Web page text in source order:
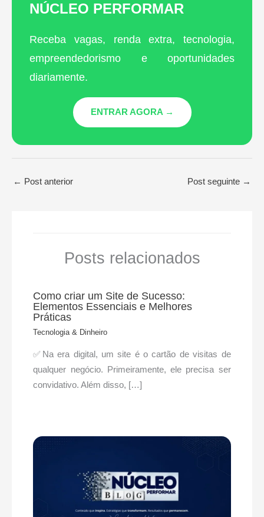
NÚCLEO PERFORMAR
Receba vagas, renda extra, tecnologia,
empreendedorismo e oportunidades
diariamente.
ENTRAR AGORA →
← Post anterior Post seguinte →
Posts relacionados
Como criar um Site de Sucesso:
Elementos Essenciais e Melhores
Práticas
Tecnologia & Dinheiro
✅Na era digital, um site é o cartão de visitas de
qualquer negócio. Primeiramente, ele precisa ser
convidativo. Além disso, […]